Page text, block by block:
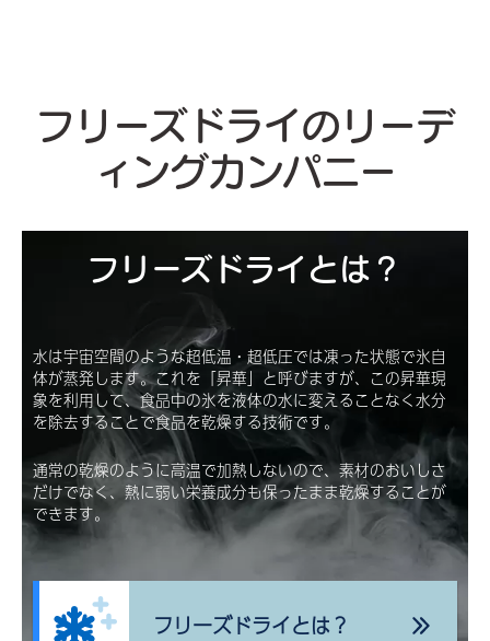
フリーズドライのリーデ
ィングカンパニー
フリーズドライとは？
水は宇宙空間のような超低温・超低圧では凍った状態で氷自
体が蒸発します。これを「昇華」と呼びますが、この昇華現
象を利用して、食品中の氷を液体の水に変えることなく水分
を除去することで食品を乾燥する技術です。
通常の乾燥のように高温で加熱しないので、素材のおいしさ
だけでなく、熱に弱い栄養成分も保ったまま乾燥することが
できます。
フリーズドライとは？